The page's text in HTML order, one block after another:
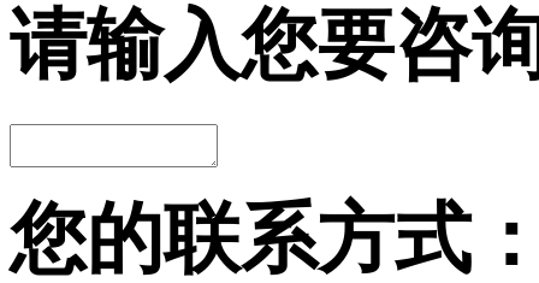
请输入您要咨
您的联系方式